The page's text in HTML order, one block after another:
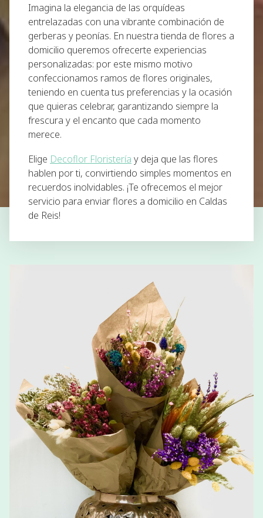
Imagina la elegancia de las orquídeas
entrelazadas con una vibrante combinación de
gerberas y peonías. En nuestratienda de flores a
domicilio queremos ofrecerte experiencias
personalizadas: por este mismo motivo
confeccionamos ramos de flores originales,
teniendo en cuenta tus preferencias y la ocasión
que quieras celebrar, garantizando siempre la
frescura y el encanto que cada momento
merece.
Elige Decoflor Floristería y deja que las flores
hablen por ti, convirtiendo simples momentos en
recuerdos inolvidables. ¡Te ofrecemos el mejor
servicio para enviar flores a domicilio en Caldas
de Reis!